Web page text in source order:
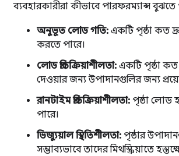
ব্যবহারকারীরা কীভাবে পারফরম্যান্স
অনুভূত লোড গতি: একটি পৃষ্ঠা কত
করতে পারে।
লোড প্রতিক্রিয়াশীলতা: একটি পৃষ্ঠা কত
দেওয়ার জন্য উপাদানগুলির জন্য
রানটাইম প্রতিক্রিয়াশীলতা: পৃষ্ঠা লোড
পারে।
ভিজ্যুয়াল স্থিতিশীলতা: পৃষ্ঠার
সম্ভাব্যভাবে তাদের মিথস্ক্রিয়াতে